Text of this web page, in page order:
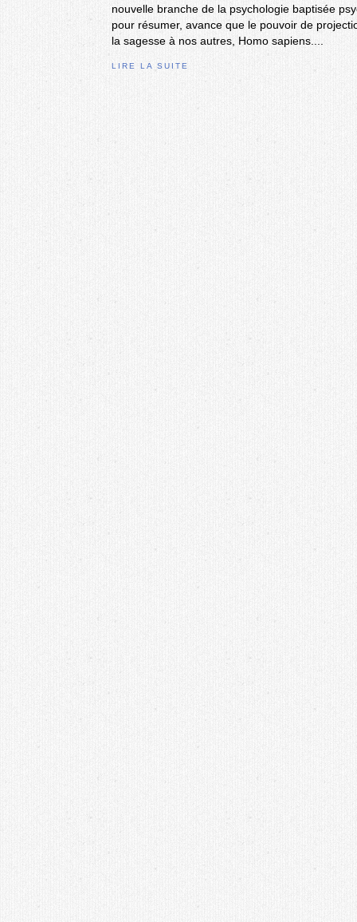
nouvelle branche de la psychologie baptisée
pour résumer, avance que le pouvoir de
la sagesse à nos autres, Homo sapiens....
LIRE LA SUITE